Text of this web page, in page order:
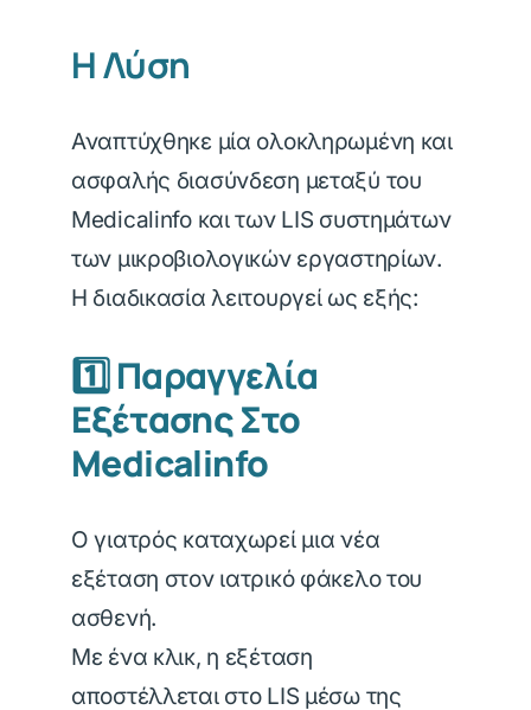
Η Λύση
Αναπτύχθηκε μία ολοκληρωμένη και
ασφαλής διασύνδεση μεταξύ του
Medicalinfo και των LIS συστημάτων
των μικροβιολογικών εργαστηρίων.
Η διαδικασία λειτουργεί ως εξής:
1️⃣ Παραγγελία
Εξέτασης Στο
Medicalinfo
Ο γιατρός καταχωρεί μια νέα
εξέταση στον ιατρικό φάκελο του
ασθενή.
Με ένα κλικ, η εξέταση
αποστέλλεται στο LIS μέσω της